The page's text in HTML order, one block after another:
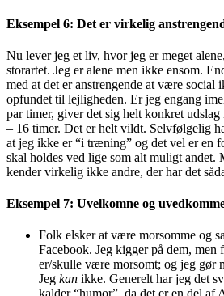
Eksempel 6: Det er virkelig
Nu lever jeg et liv, hvor jeg er meget
storartet. Jeg er alene men ikke ensom.
med at det er anstrengende at være social
opfundet til lejligheden. Er jeg engang
par timer, giver det sig helt konkret
– 16 timer. Det er helt vildt. Selvfølgelig
at jeg ikke er “i træning” og det vel er en
skal holdes ved lige som alt muligt
kender virkelig ikke andre, der har det
Eksempel 7: Uvelkomne og
Folk elsker at være morsomme og
Facebook. Jeg kigger på dem,
er/skulle være morsomt; og jeg gør
Jeg kan ikke. Generelt har jeg det